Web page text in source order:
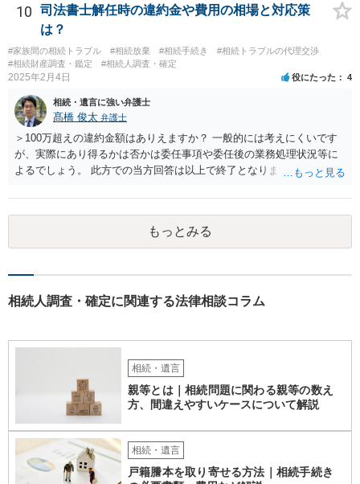
のですか？ →遺書というのが、法律上の遺言の形式を守っている限り
はそのとおりです。 質問3 父が腹違いの長男に法律的に優位になれそ
うな事はありますか？ →遺言が有効な場合、優位に立つことはできま
せんが、お祖父様が認知症であるなどの「遺言が作れないはずの事
情」があるならば①遺言無効確認の訴えを起こすのは一つの手です。
問4 相続トラブルの代理交渉は可能でしょうか。 →一般論としては可
能ですが、お伺いする内容ですとお祖父様が亡くなられた後に動くこ
とになるでしょう。
10
司法書士解任時の違約金や費用の相場と対応策
は？
#家族間の相続トラブル #相続放棄 #相続手続き
#相続トラブルの代理交渉
#相続財産調査・鑑定
#相続人調査・確定
2025年2月4日 役にたった 4
相続・遺言に強い弁護士
髙橋 俊太 弁護士
＞100万超えの違約金額はありえますか？ 一般的には考えにくいです
が、実際にあり得るかは否かは委任事項や委任後の業務処理状況等に
よるでしょう。 此方での当方回答は以上で終了となりますが、参考に
もっとみる
相続人調査・確定に関連する法律相談コラム
相続・遺言
親等とは｜相続問題に関わる親等の数え
方、間違えやすいケースについて解説
相続・遺言
戸籍謄本を取り寄せる方法｜相続手続き